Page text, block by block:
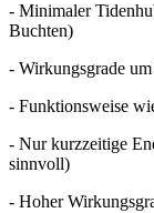
- Minimaler
Buchten)
- Wirkungsgrade
- Funktionsweise
- Nur kurzzeitige
sinnvoll)
- Hoher